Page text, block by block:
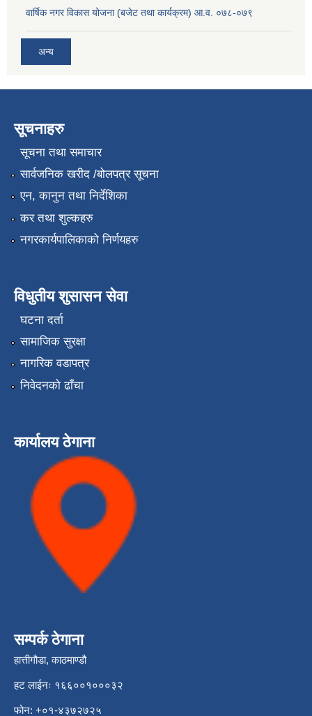
वार्षिक नगर विकास योजना (बजेट तथा कार्यक्रम) आ.व. ०७८-०७९
अन्य
सूचनाहरु
सूचना तथा समाचार
सार्वजनिक खरीद /बोलपत्र सूचना
एन, कानुन तथा निर्देशिका
कर तथा शुल्कहरु
नगरकार्यपालिकाको निर्णयहरु
विधुतीय शुसासन सेवा
घटना दर्ता
सामाजिक सुरक्षा
नागरिक वडापत्र
निवेदनको ढाँचा
कार्यालय ठेगाना
सम्पर्क ठेगाना
हात्तीगौडा, काठमाण्डौ
हट लाईनः १६६००१०००३२
फोन: +०१-४३७२७२५